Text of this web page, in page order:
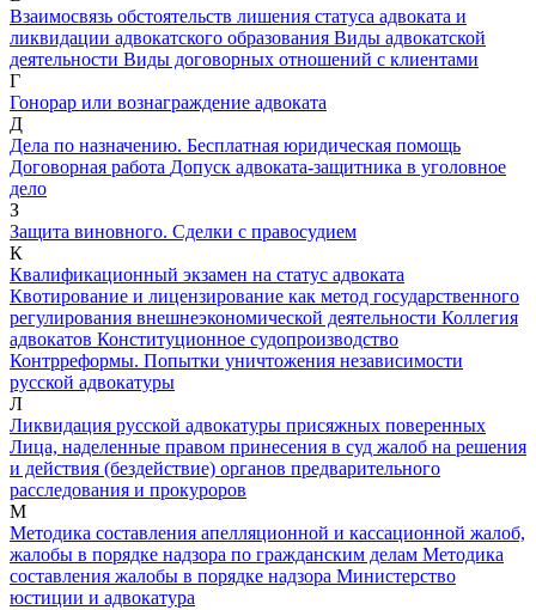
Взаимосвязь обстоятельств лишения статуса адвоката и
ликвидации адвокатского образования Виды адвокатской
деятельности Виды договорных отношений с клиентами
Г
Гонорар или вознаграждение адвоката
Д
Дела по назначению. Бесплатная юридическая помощь
Договорная работа Допуск адвоката-защитника в уголовное
дело
З
Защита виновного. Сделки с правосудием
К
Квалификационный экзамен на статус адвоката
Квотирование и лицензирование как метод государственного
регулирования внешнеэкономической деятельности Коллегия
адвокатов Конституционное судопроизводство
Контрреформы. Попытки уничтожения независимости
русской адвокатуры
Л
Ликвидация русской адвокатуры присяжных поверенных
Лица, наделенные правом принесения в суд жалоб на решения
и действия (бездействие) органов предварительного
расследования и прокуроров
М
Методика составления апелляционной и кассационной жалоб,
жалобы в порядке надзора по гражданским делам Методика
составления жалобы в порядке надзора Министерство
юстиции и адвокатура